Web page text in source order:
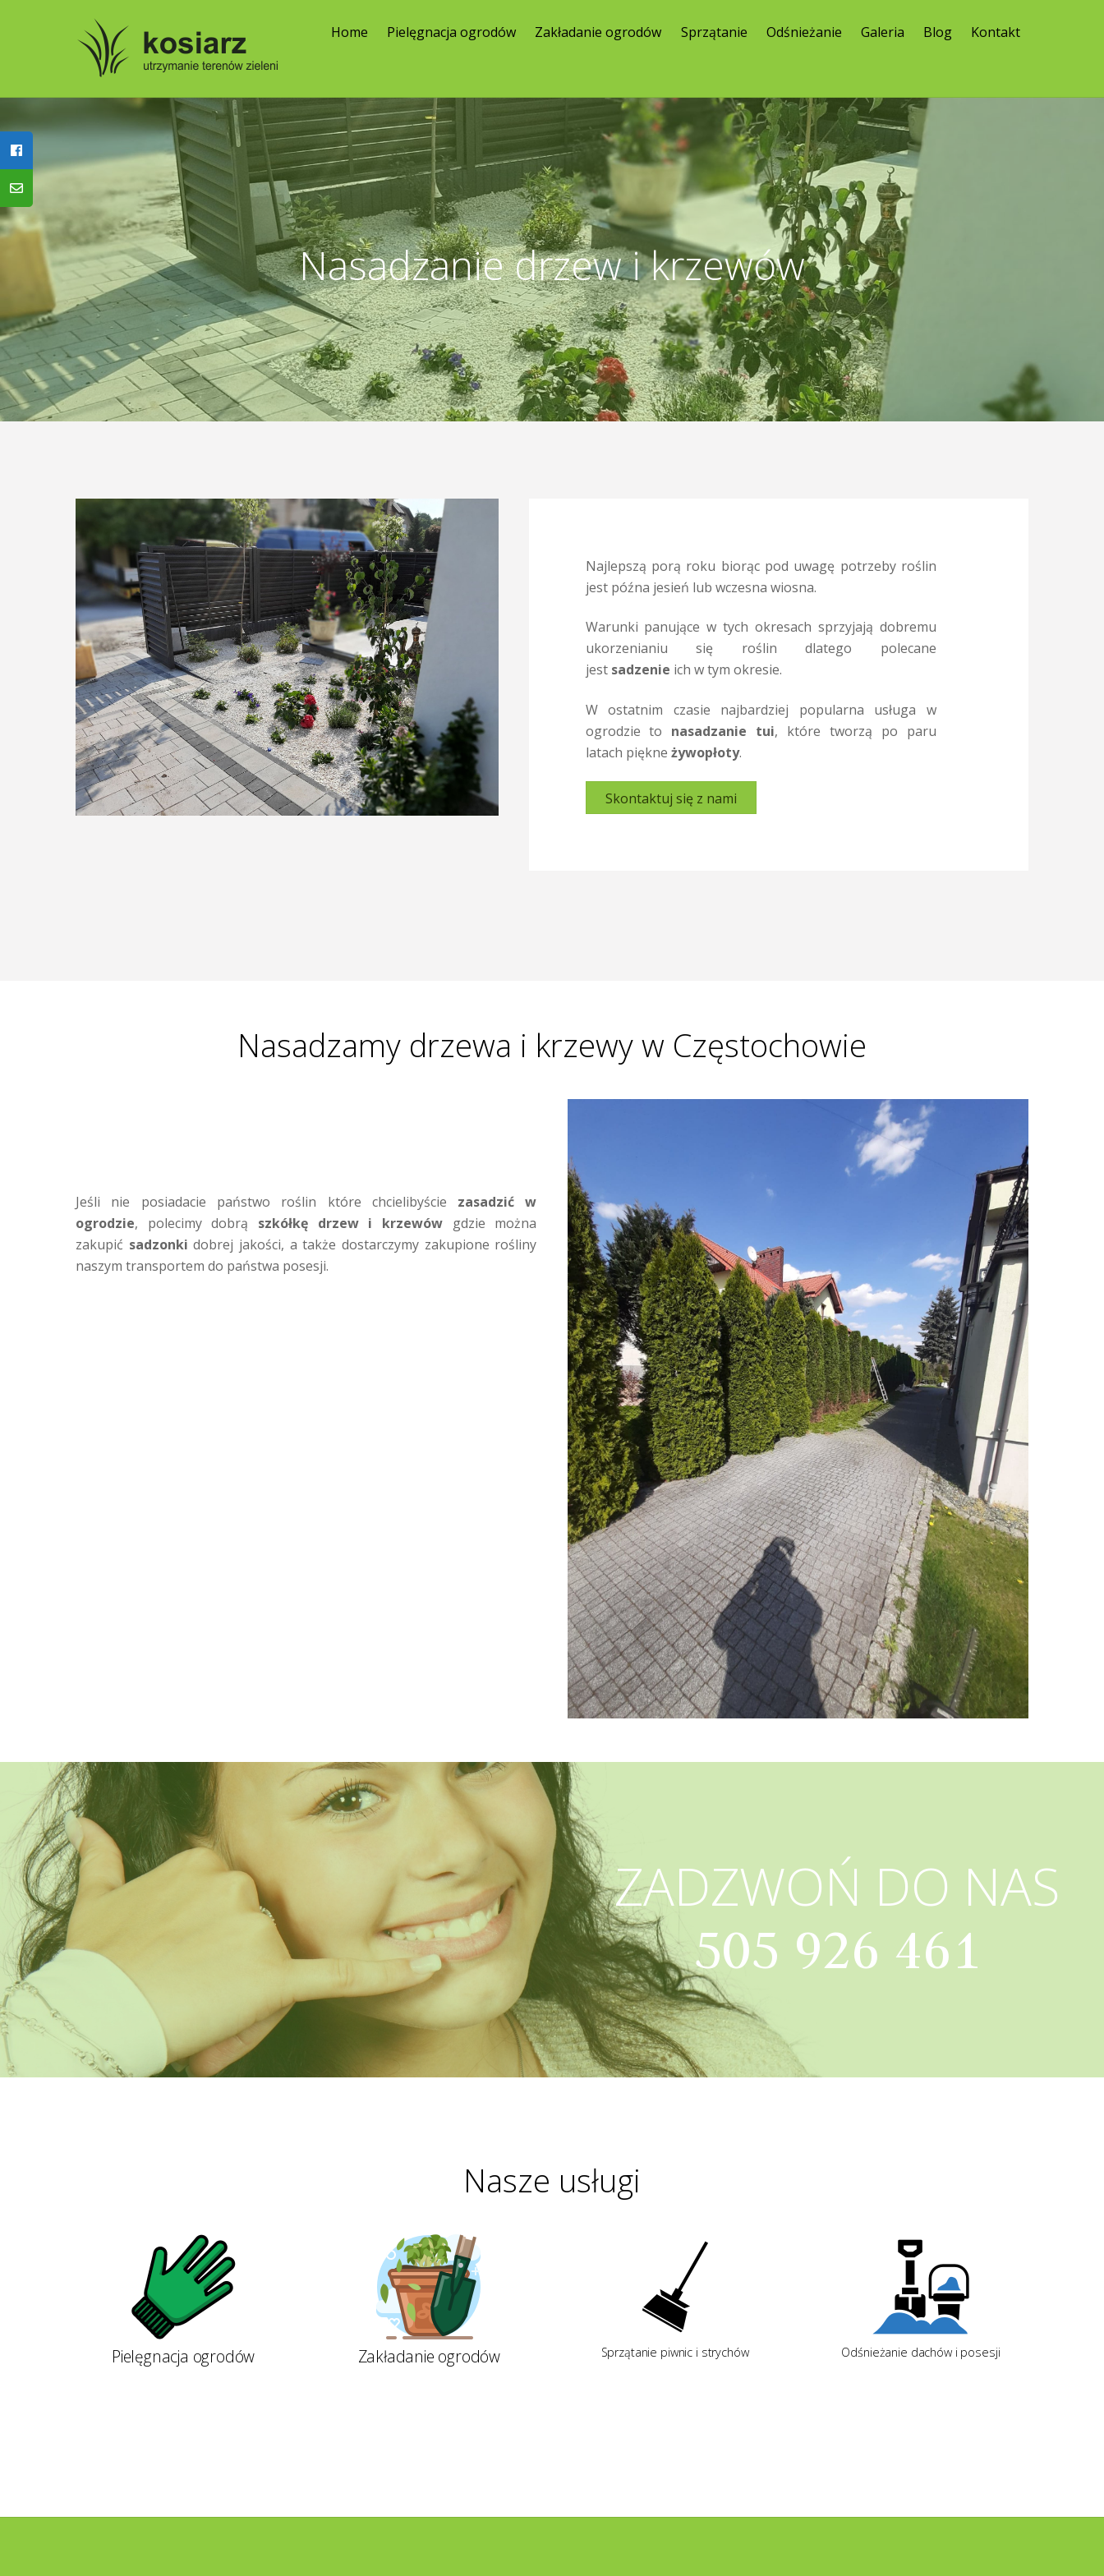
Home Pielęgnacja ogrodów Zakładanie ogrodów Sprzątanie Odśnieżanie Galeria Blog Kontakt
Nasadzanie drzew i krzewów
Najlepszą porą roku biorąc pod uwagę potrzeby roślin
jest późna jesień lub wczesna wiosna.
Warunki panujące w tych okresach sprzyjają dobremu
ukorzenianiu się roślin dlatego polecane
jest sadzenie ich w tym okresie.
W ostatnim czasie najbardziej popularna usługa w
ogrodzie to nasadzanie tui, które tworzą po paru
latach piękne żywopłoty.
Skontaktuj się z nami
Nasadzamy drzewa i krzewy w Częstochowie
Jeśli nie posiadacie państwo roślin które chcielibyście zasadzić w
ogrodzie, polecimy dobrą szkółkę drzew i krzewów gdzie można
zakupić sadzonki dobrej jakości, a także dostarczymy zakupione rośliny
naszym transportem do państwa posesji.
ZADZWOŃ DO NAS
505 926 461
Nasze usługi
Pielęgnacja ogrodów Zakładanie ogrodów Sprzątanie piwnic i strychów Odśnieżanie dachów i posesji